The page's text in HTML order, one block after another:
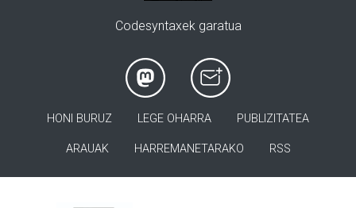
Codesyntaxek garatua
HONI BURUZ LEGE OHARRA PUBLIZITATEA
ARAUAK HARREMANETARAKO RSS